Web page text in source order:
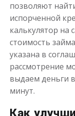
позволяют
испорченной
калькулятор на
стоимость
указана в
рассмотрение
выдаем деньги
минут.
Как